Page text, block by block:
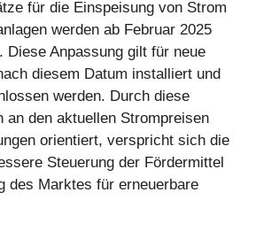
für die Einspeisung von Strom
werden ab Februar 2025
Diese Anpassung gilt für neue
diesem Datum installiert und
werden. Durch diese
an den aktuellen Strompreisen
orientiert, verspricht sich die
Steuerung der Fördermittel
des Marktes für erneuerbare